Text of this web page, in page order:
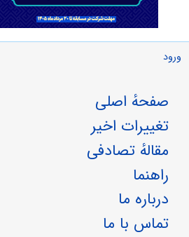
ورود
صفحهٔ اصلی
تغییرات اخیر
مقالهٔ تصادفی
راهنما
درباره ما
تماس با ما